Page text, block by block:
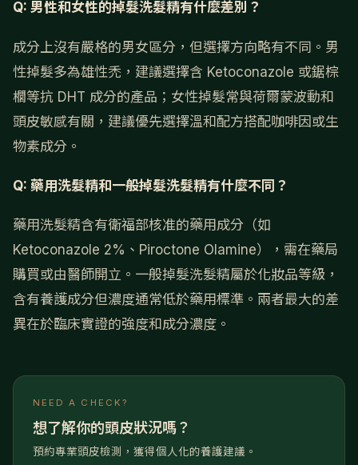
Q: 男性和女性的掉髮洗髮精有什麼差別？
成分上沒有嚴格的男女區分，但選擇方向略有不同。男
性掉髮多為雄性禿，建議選擇含 Ketoconazole 或鋸棕
櫚等抗 DHT 成分的產品；女性掉髮常與荷爾蒙波動和
頭皮敏感有關，建議優先選擇溫和配方搭配咖啡因或生
物素成分。
Q: 藥用洗髮精和一般掉髮洗髮精有什麼不同？
藥用洗髮精含有衛福部核准的藥用成分（如
Ketoconazole 2%、Piroctone Olamine），需在藥局
購買或由醫師開立。一般掉髮洗髮精屬於化妝品等級，
含有養護成分但濃度通常低於藥用標準。兩者最大的差
異在於臨床實證的強度和成分濃度。
NEED A CHECK?
想了解你的頭皮狀況嗎？
預約專業頭皮檢測，獲得個人化的養護建議。